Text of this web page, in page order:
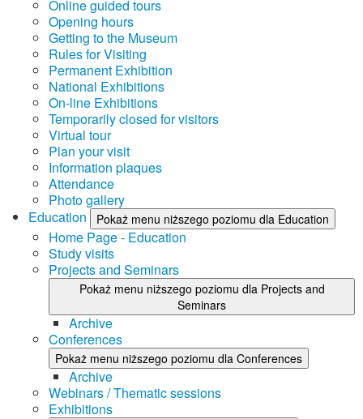
Online guided tours
Opening hours
Getting to the Museum
Rules for Visiting
Permanent Exhibition
National Exhibitions
On-line Exhibitions
Temporarily closed for visitors
Virtual tour
Plan your visit
Information plaques
Attendance
Photo gallery
Education
Pokaż menu niższego poziomu dla Education
Home Page - Education
Study visits
Projects and Seminars
Pokaż menu niższego poziomu dla Projects and
Seminars
Archive
Conferences
Pokaż menu niższego poziomu dla Conferences
Archive
Webinars / Thematic sessions
Exhibitions